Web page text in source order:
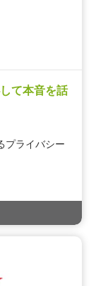
て本音を話
プライバシー